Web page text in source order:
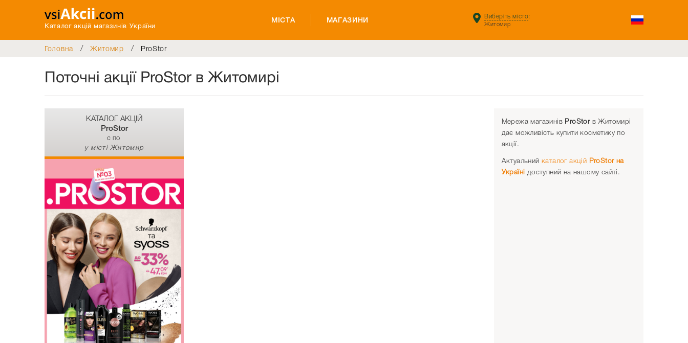
Каталог акцій магазинів України
МІСТА МАГАЗИНИ Виберіть місто:
Житомир
Головна / Житомир / ProStor
Поточні акції ProStor в Житомирі
КАТАЛОГ АКЦІЙ
ProStor
c по
у місті Житомир
Мережа магазинів ProStorв Житомирі
дає можливість купити косметику по
акції.
Актуальний каталог акцій ProStor на
Україні доступний на нашому сайті.